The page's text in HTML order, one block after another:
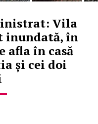
Vila
inundată, în
afla în casă
și cei doi